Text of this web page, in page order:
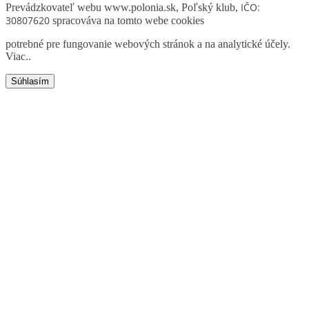
Prevádzkovateľ webu www.polonia.sk, Poľský klub, IČO:
30807620 spracováva na tomto webe cookies
potrebné pre fungovanie webových stránok a na analytické účely.
Viac..
Súhlasím